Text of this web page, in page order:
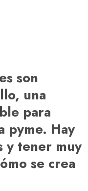
son
una
para
pyme. Hay
y tener muy
se crea